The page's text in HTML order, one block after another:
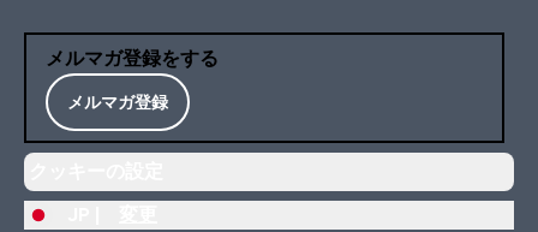
メルマガ登録をする
メルマガ登録